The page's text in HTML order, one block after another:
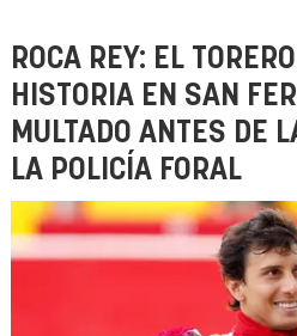
ROCA REY: EL
HISTORIA EN SAN
MULTADO ANTES DE
LA POLICÍA FORAL